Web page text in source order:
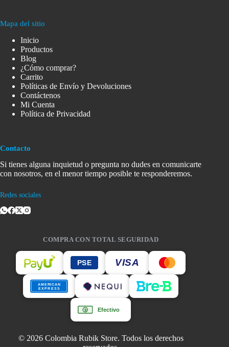
Mapa del sitio
Inicio
Productos
Blog
¿Cómo comprar?
Carrito
Políticas de Envío y Devoluciones
Contáctenos
Mi Cuenta
Política de Privacidad
Contacto
Si tienes alguna inquietud o pregunta no dudes en comunicarte
con nosotros, en el menor tiempo posible te responderemos.
Redes sociales
COMPRA CON TOTAL SEGURIDAD
PSE VISA
AMERICAN
EXPRESS
$ Efectivo
© 2026 Colombia Rubik Store. Todos los derechos